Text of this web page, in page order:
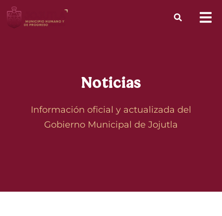
Noticias
Información oficial y actualizada del
Gobierno Municipal de Jojutla